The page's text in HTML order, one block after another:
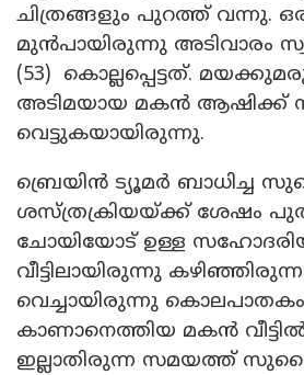
ചിത്രങ്ങളും പുറത്ത് വന്നു.
മുന്‍പായിരുന്നു അടിവാരം
(53) കൊല്ലപ്പെട്ടത്.
അടിമയായ മകൻ
വെട്ടുകയായിരുന്നു.
ബ്രെയിന്‍ ട്യൂമര്‍ ബാധിച്ച
ശസ്ത്രക്രിയയ്ക്ക് ശേഷം
ചോയിയോട് ഉള്ള
വീട്ടിലായിരുന്നു
വെച്ചായിരുന്നു
കാണാനെത്തിയ മകന്‍ വീട്ടില്‍
ഇല്ലാതിരുന്ന സമയത്ത്